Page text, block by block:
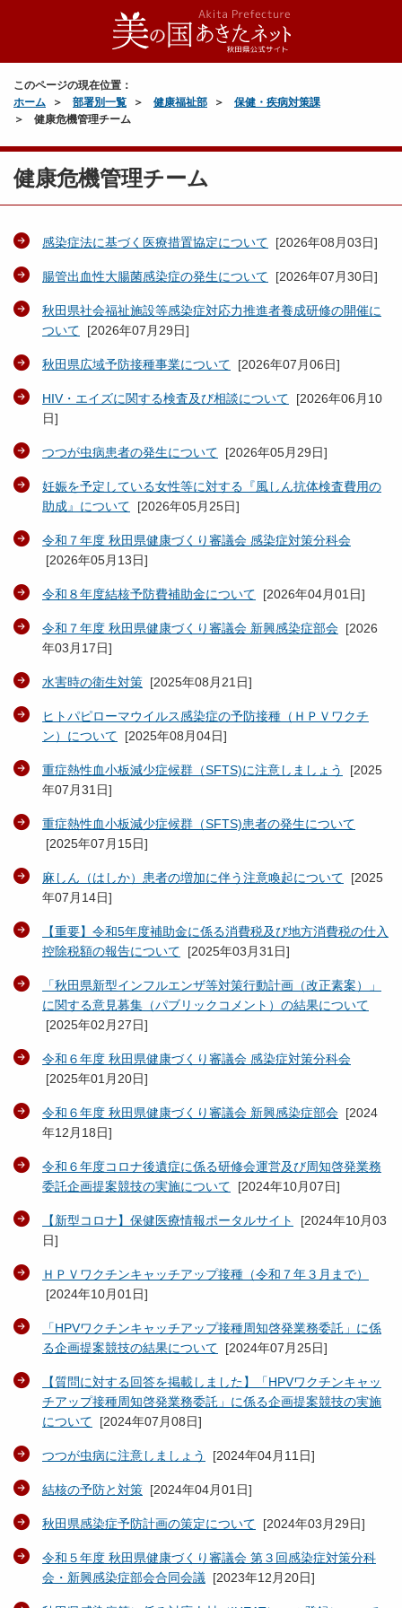
このページの現在位置：
ホーム
部署別一覧 健康福祉部
保健・疾病対策課
健康危機管理チーム
健康危機管理チーム
感染症法に基づく医療措置協定について [2026年08月03日]
腸管出血性大腸菌感染症の発生について [2026年07月30日]
秋田県社会福祉施設等感染症対応力推進者養成研修の開催に
ついて [2026年07月29日]
秋田県広域予防接種事業について [2026年07月06日]
HIV・エイズに関する検査及び相談について [2026年06月10
日]
つつが虫病患者の発生について [2026年05月29日]
妊娠を予定している女性等に対する『風しん抗体検査費用の
助成』について [2026年05月25日]
令和７年度 秋田県健康づくり審議会 感染症対策分科会
[2026年05月13日]
令和８年度結核予防費補助金について [2026年04月01日]
令和７年度 秋田県健康づくり審議会 新興感染症部会 [2026
年03月17日]
水害時の衛生対策 [2025年08月21日]
ヒトパピローマウイルス感染症の予防接種（ＨＰＶワクチ
ン）について [2025年08月04日]
重症熱性血小板減少症候群（SFTS)に注意しましょう [2025
年07月31日]
重症熱性血小板減少症候群（SFTS)患者の発生について
[2025年07月15日]
麻しん（はしか）患者の増加に伴う注意喚起について [2025
年07月14日]
【重要】令和5年度補助金に係る消費税及び地方消費税の仕入
控除税額の報告について [2025年03月31日]
「秋田県新型インフルエンザ等対策行動計画（改正素案）」
に関する意見募集（パブリックコメント）の結果について
[2025年02月27日]
令和６年度 秋田県健康づくり審議会 感染症対策分科会
[2025年01月20日]
令和６年度 秋田県健康づくり審議会 新興感染症部会 [2024
年12月18日]
令和６年度コロナ後遺症に係る研修会運営及び周知啓発業務
委託企画提案競技の実施について [2024年10月07日]
【新型コロナ】保健医療情報ポータルサイト [2024年10月03
日]
ＨＰＶワクチンキャッチアップ接種（令和７年３月まで）
[2024年10月01日]
「HPVワクチンキャッチアップ接種周知啓発業務委託」に係
る企画提案競技の結果について [2024年07月25日]
【質問に対する回答を掲載しました】「HPVワクチンキャッ
チアップ接種周知啓発業務委託」に係る企画提案競技の実施
について [2024年07月08日]
つつが虫病に注意しましょう [2024年04月11日]
結核の予防と対策 [2024年04月01日]
秋田県感染症予防計画の策定について [2024年03月29日]
令和５年度 秋田県健康づくり審議会 第３回感染症対策分科
会・新興感染症部会合同会議 [2023年12月20日]